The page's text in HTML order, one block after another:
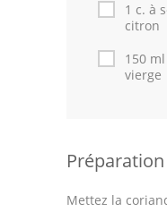
1 c. à
citron
150
vierge
Préparation
Mettez la